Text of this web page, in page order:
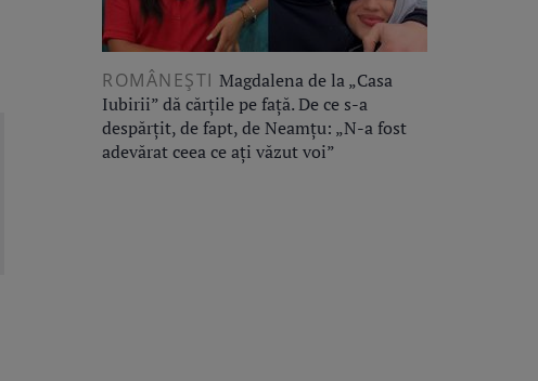
ROMÂNEŞTI Magdalena de la „Casa
Iubirii” dă cărțile pe față. De ce s-a
despărțit, de fapt, de Neamțu: „N-a fost
adevărat ceea ce ați văzut voi”